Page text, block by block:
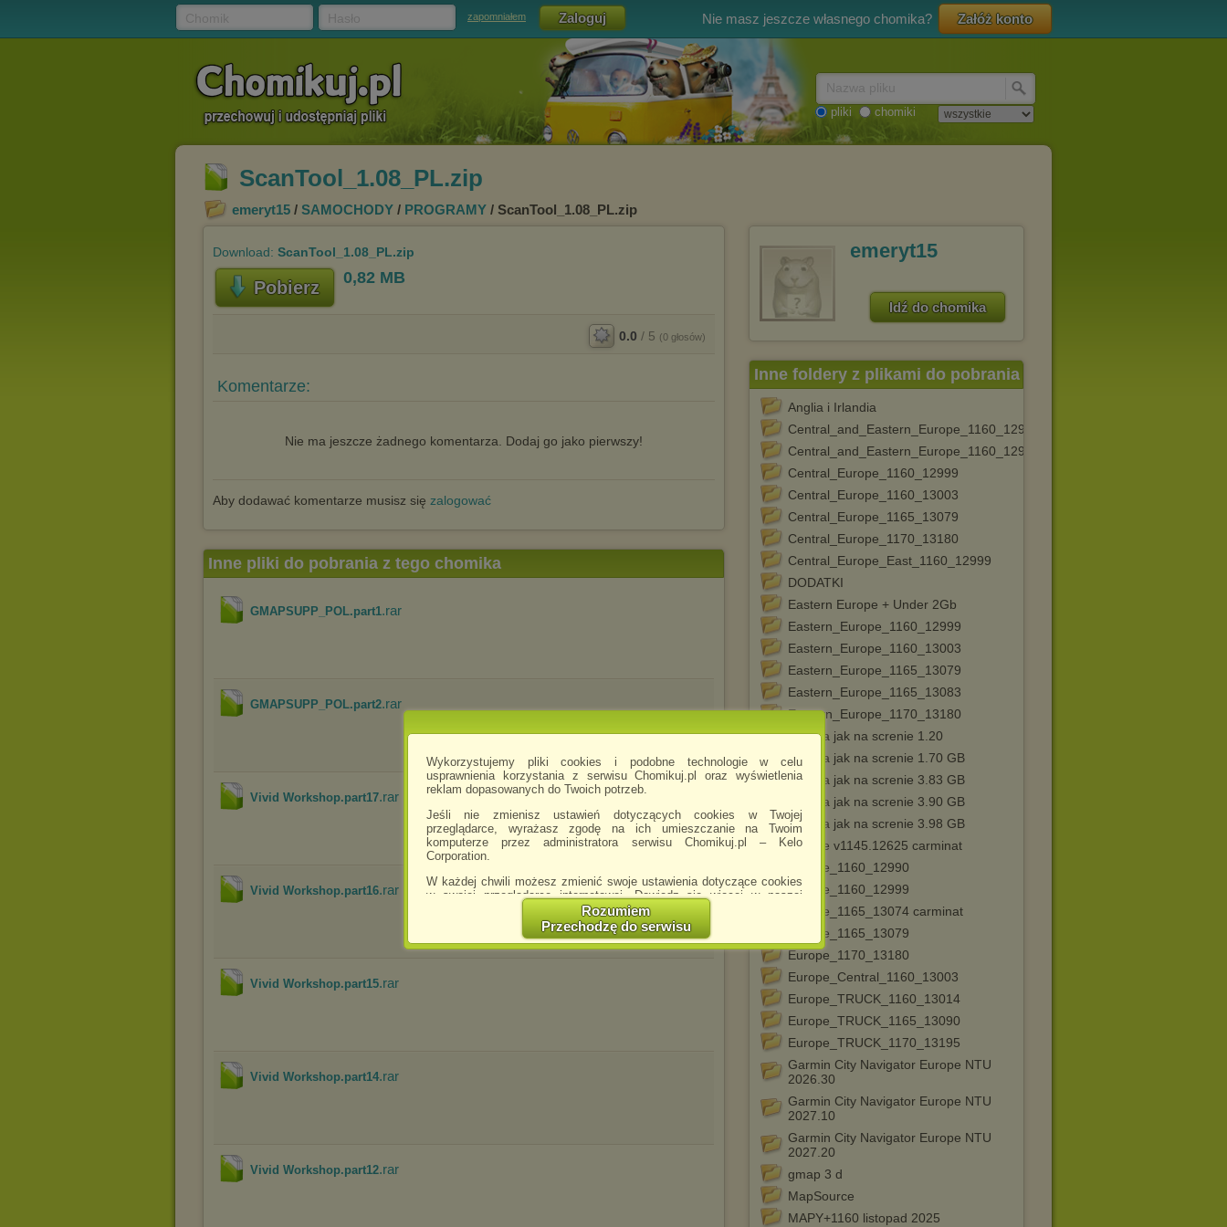
Wykorzystujemy pliki cookies i podobne technologie w celu
usprawnienia korzystania z serwisu Chomikuj.pl oraz wyświetlenia
reklam dopasowanych do Twoich potrzeb.
Jeśli nie zmienisz ustawień dotyczących cookies w Twojej
przeglądarce, wyrażasz zgodę na ich umieszczanie na Twoim
komputerze przez administratora serwisu Chomikuj.pl – Kelo
Corporation.
W każdej chwili możesz zmienić swoje ustawienia dotyczące cookies
w swojej przeglądarce internetowej. Dowiedz się więcej w naszej
http://chomikuj.pl/PolitykaPrywatnosci.aspx
Jednocześnie informujemy że zmiana ustawień przeglądarki może
spowodować ograniczenie korzystania ze strony Chomikuj.pl.
W przypadku braku twojej zgody na akceptację cookies niestety
Zaufanych Partnerów
(dostosowanie reklam do Twoich potrzeb, analiza skuteczności działań
Wyrażenie sprzeciwu spowoduje, że wyświetlana Ci reklama nie
będzie dopasowana do Twoich preferencji, a będzie to reklama
Istnieje możliwość zmiany ustawień przeglądarki internetowej w
sposób uniemożliwiający przechowywanie plików cookies na
urządzeniu końcowym. Można również usunąć pliki cookies,
dokonując odpowiednich zmian w ustawieniach przeglądarki
Pełną informację na ten temat znajdziesz pod adresem
Rozumiem
Przechodzę do serwisu
zapomniałem Nie masz jeszcze własnego chomika? Załóż konto
pliki chomiki
ScanTool_1.08_PL.zip
emeryt15 / SAMOCHODY / PROGRAMY / ScanTool_1.08_PL.zip
Download: ScanTool_1.08_PL.zip
Pobierz 0,82 MB
0.0 / 5 (0 głosów)
Komentarze:
Nie ma jeszcze żadnego komentarza. Dodaj go jako pierwszy!
Aby dodawać komentarze musisz się zalogować
emeryt15
Idź do chomika
Inne foldery z plikami do pobrania
Anglia i Irlandia
Central_and_Eastern_Europe_1160_12990
Central_and_Eastern_Europe_1160_12994
Central_Europe_1160_12999
Central_Europe_1160_13003
Central_Europe_1165_13079
Central_Europe_1170_13180
Central_Europe_East_1160_12999
DODATKI
Eastern Europe + Under 2Gb
Eastern_Europe_1160_12999
Eastern_Europe_1160_13003
Eastern_Europe_1165_13079
Eastern_Europe_1165_13083
Eastern_Europe_1170_13180
Europa jak na screnie 1.20
Europa jak na screnie 1.70 GB
Europa jak na screnie 3.83 GB
Europa jak na screnie 3.90 GB
Europa jak na screnie 3.98 GB
Europe v1145.12625 carminat
Europe_1160_12990
Europe_1160_12999
Europe_1165_13074 carminat
Europe_1165_13079
Europe_1170_13180
Europe_Central_1160_13003
Europe_TRUCK_1160_13014
Europe_TRUCK_1165_13090
Europe_TRUCK_1170_13195
Garmin City Navigator Europe NTU
2026.30
Garmin City Navigator Europe NTU
2027.10
Garmin City Navigator Europe NTU
2027.20
gmap 3 d
MapSource
MAPY+1160 listopad 2025
Inne pliki do pobrania z tego chomika
GMAPSUPP_POL.part1.rar
GMAPSUPP_POL.part2.rar
Vivid Workshop.part17.rar
Vivid Workshop.part16.rar
Vivid Workshop.part15.rar
Vivid Workshop.part14.rar
Vivid Workshop.part12.rar